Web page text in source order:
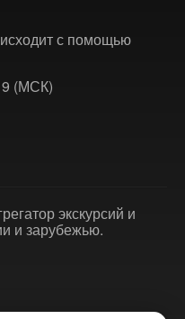
с помощью
(МСК)
экскурсий и
и зарубежью.